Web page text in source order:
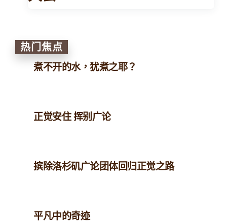
热门焦点
煮不开的水，犹煮之耶？
正觉安住 挥别广论
摈除洛杉矶广论团体回归正觉之路
平凡中的奇迹